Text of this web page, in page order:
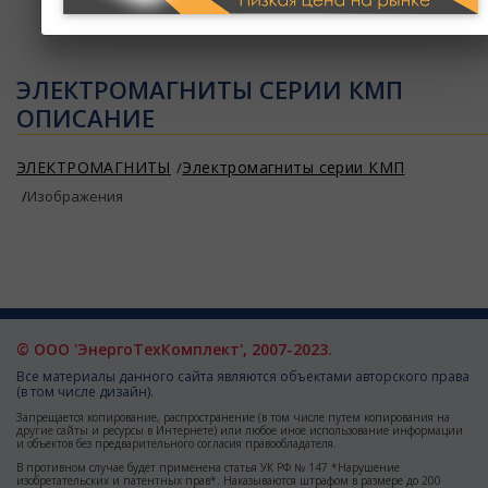
Ваша корзина пуста
ЭЛЕКТРОМАГНИТЫ СЕРИИ КМП
ОПИСАНИЕ
ЭЛЕКТРОМАГНИТЫ Электромагниты серии КМП
Изображения
© ООО 'ЭнергоТехКомплект', 2007-2023.
Все материалы данного сайта являются объектами авторского права
(в том числе дизайн).
Запрещается копирование, распространение (в том числе путем копирования на
другие сайты и ресурсы в Интернете) или любое иное использование информации
и объектов без предварительного согласия правообладателя.
В противном случае будет применена статья УК РФ № 147 *Нарушение
изобретательских и патентных прав*. Наказываются штрафом в размере до 200